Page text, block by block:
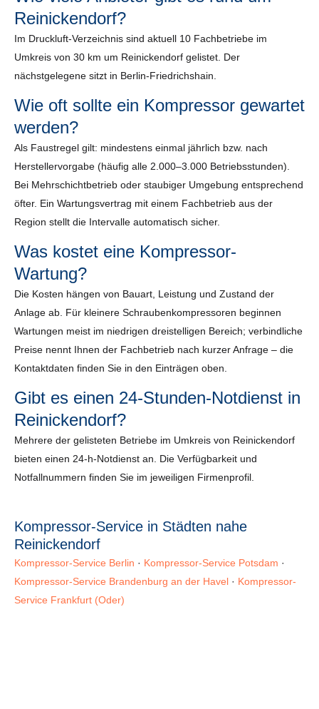
Reinickendorf?
Im Druckluft-Verzeichnis sind aktuell 10 Fachbetriebe im
Umkreis von 30 km um Reinickendorf gelistet. Der
nächstgelegene sitzt in Berlin-Friedrichshain.
Wie oft sollte ein Kompressor gewartet
werden?
Als Faustregel gilt: mindestens einmal jährlich bzw. nach
Herstellervorgabe (häufig alle 2.000–3.000 Betriebsstunden).
Bei Mehrschichtbetrieb oder staubiger Umgebung entsprechend
öfter. Ein Wartungsvertrag mit einem Fachbetrieb aus der
Region stellt die Intervalle automatisch sicher.
Was kostet eine Kompressor-
Wartung?
Die Kosten hängen von Bauart, Leistung und Zustand der
Anlage ab. Für kleinere Schraubenkompressoren beginnen
Wartungen meist im niedrigen dreistelligen Bereich; verbindliche
Preise nennt Ihnen der Fachbetrieb nach kurzer Anfrage – die
Kontaktdaten finden Sie in den Einträgen oben.
Gibt es einen 24-Stunden-Notdienst in
Reinickendorf?
Mehrere der gelisteten Betriebe im Umkreis von Reinickendorf
bieten einen 24-h-Notdienst an. Die Verfügbarkeit und
Notfallnummern finden Sie im jeweiligen Firmenprofil.
Kompressor-Service in Städten nahe
Reinickendorf
Kompressor-Service Berlin · Kompressor-Service Potsdam ·
Kompressor-Service Brandenburg an der Havel · Kompressor-
Service Frankfurt (Oder)